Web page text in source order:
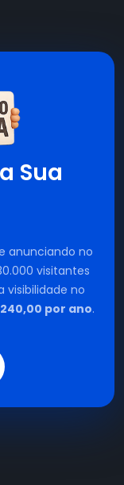
Sua
anunciando no
visitantes
visibilidade no
por ano.